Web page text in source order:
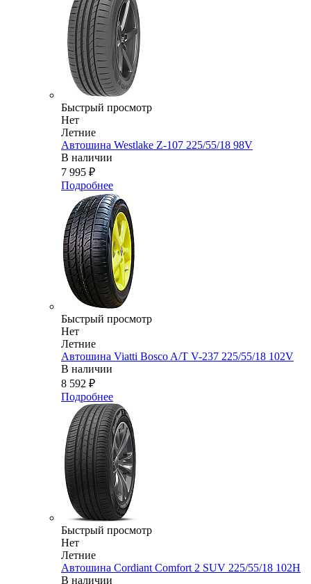
Быстрый просмотр
Нет
Летние
Автошина Westlake Z-107 225/55/18 98V
В наличии
7 995 ₽
Подробнее
Быстрый просмотр
Нет
Летние
Автошина Viatti Bosco A/T V-237 225/55/18 102V
В наличии
8 592 ₽
Подробнее
Быстрый просмотр
Нет
Летние
Автошина Cordiant Comfort 2 SUV 225/55/18 102H
В наличии